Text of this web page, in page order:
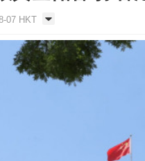
07 HKT